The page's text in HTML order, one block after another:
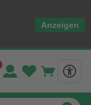
Anzeigen